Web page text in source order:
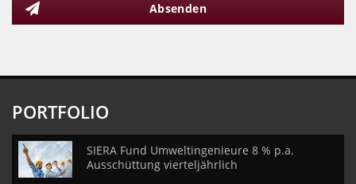
Absenden
PORTFOLIO
SIERA Fund Umweltingenieure 8 % p.a.
Ausschüttung vierteljährlich